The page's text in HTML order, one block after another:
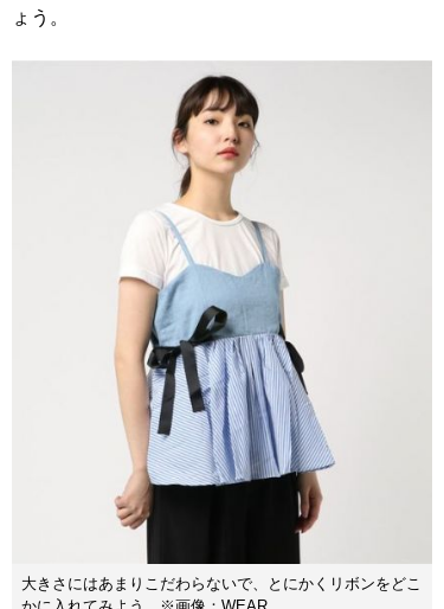
ょう。
大きさにはあまりこだわらないで、とにかくリボンをどこ